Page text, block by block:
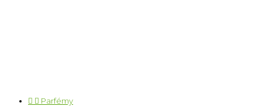
  Parfémy